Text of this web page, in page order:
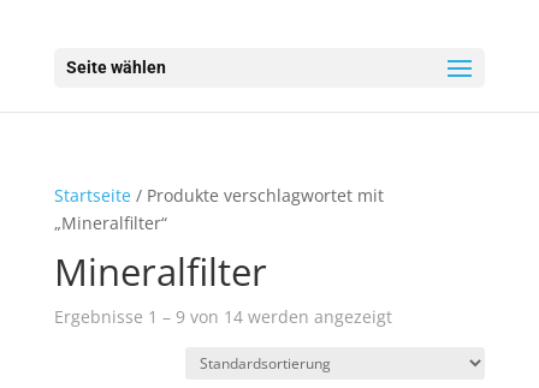
Seite wählen
Startseite/ Produkte verschlagwortet mit
„Mineralfilter“
Mineralfilter
Ergebnisse 1 – 9 von 14 werden angezeigt